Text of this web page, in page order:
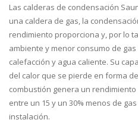
Las calderas de condensación
una caldera de gas, la
rendimiento proporciona y, por lo
ambiente y menor consumo de
calefacción y agua caliente. Su
del calor que se pierde en forma
combustión genera un
entre un 15 y un 30% menos de
instalación.